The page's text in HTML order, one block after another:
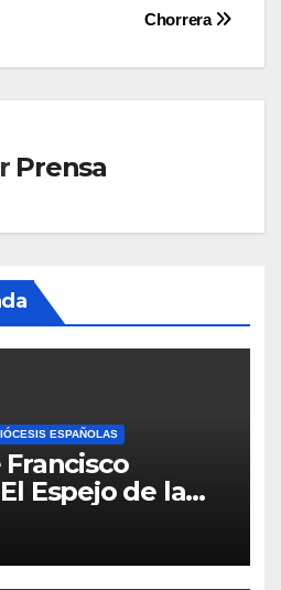
Chorrera
Prensa
ESPAÑOLAS
Espejo de la